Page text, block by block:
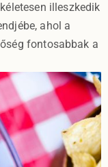
illeszkedik
ahol a
fontosabbak a